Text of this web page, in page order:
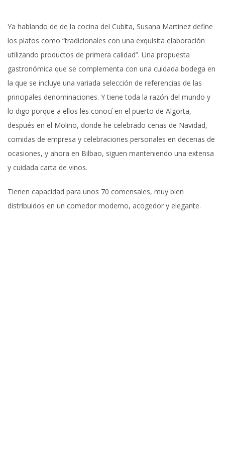
Ya hablando de de la cocina del Cubita, Susana Martinez define
los platos como “tradicionales con una exquisita elaboración
utilizando productos de primera calidad”. Una propuesta
gastronómica que se complementa con una cuidada bodega en
la que se incluye una variada selección de referencias de las
principales denominaciones. Y tiene toda la razón del mundo y
lo digo porque a ellos les conocí en el puerto de Algorta,
después en el Molino, donde he celebrado cenas de Navidad,
comidas de empresa y celebraciones personales en decenas de
ocasiones, y ahora en Bilbao, siguen manteniendo una extensa
y cuidada carta de vinos.
Tienen capacidad para unos 70 comensales, muy bien
distribuidos en un comedor moderno, acogedor y elegante.